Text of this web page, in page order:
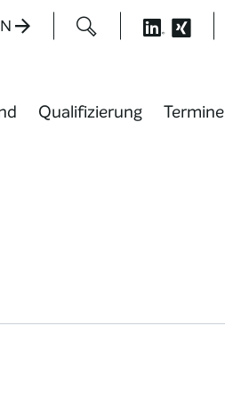
Qualifizierung Termine